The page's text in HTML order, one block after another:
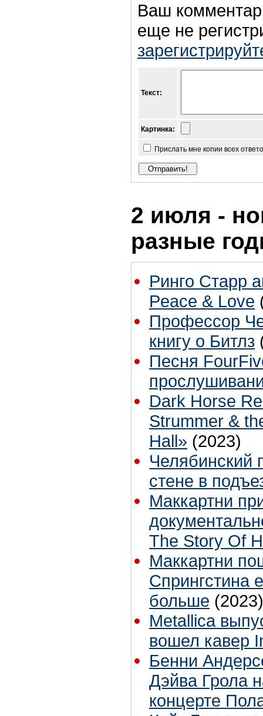
Ваш
еще не
Текст:
Картинка:
Прислать мне копии всех
2 июля -
разные
Ринго Старр
Peace & Love
Профессор
книгу о Битлз
Песня
Dark Horse
Strummer &
Hall» (2023)
Челябинский
стене в
Маккартни
The Story Of
Маккартни
Спрингстина
больше (2023)
Metallica
вошел кавер
Бенни
Дэйва Грола
концерте